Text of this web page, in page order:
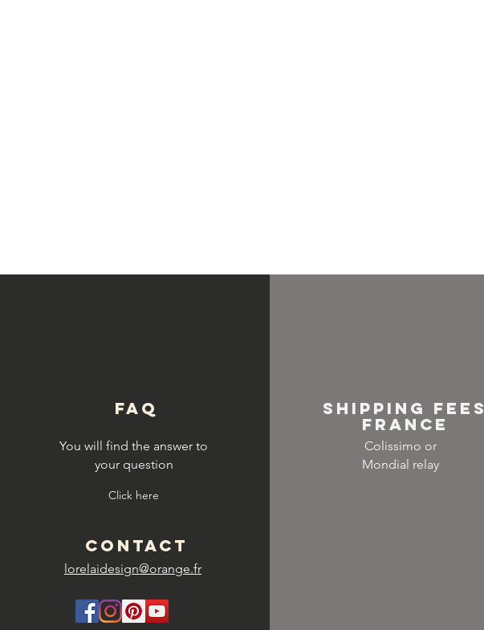
FAQ
You will find the answer to
your question
Click here
CONTACT
lorelaidesign@orange.fr
SHIPPING FEES
FRANCE
Colissimo or
Mondial relay